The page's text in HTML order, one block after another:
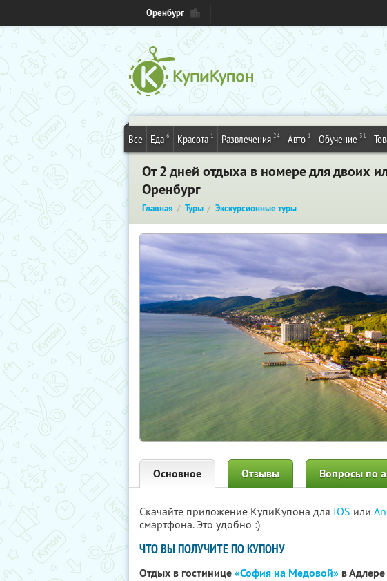
Оренбург
Все Еда 6 Красота 1 Развлечения 24 Авто 1 Обучение 31
От 2 дней отдыха в номере для двоих
Оренбург
Главная Туры Экскурсионные туры
Основное Отзывы Вопросы по
Скачайте приложение КупиКупона для IOS или
смартфона. Это удобно :)
ЧТО ВЫ ПОЛУЧИТЕ ПО КУПОНУ
Отдых в гостинице«София на Медовой» в